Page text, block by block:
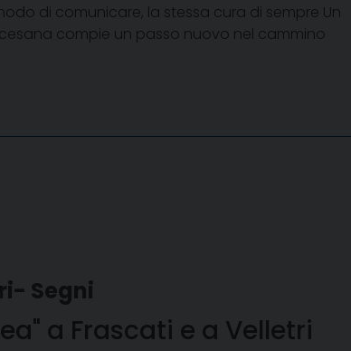
di comunicare, la stessa cura di sempre Un
compie un passo nuovo nel cammino
Segni
a Frascati e a Velletri